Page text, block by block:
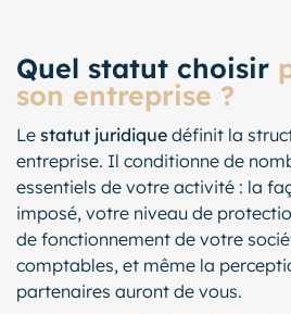
Quel statut choisir
son entreprise ?
Le statut juridique définit la
entreprise. Il conditionne de
essentiels de votre activité : la
imposé, votre niveau de
de fonctionnement de votre
comptables, et même la
partenaires auront de vous.